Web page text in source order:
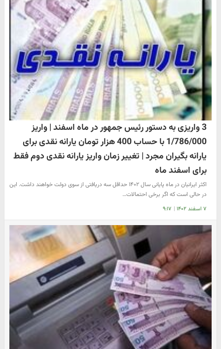
3 واریزی به دستور رئیس جمهور در ماه اسفند | واریز
1/786/000 با حساب 400 هزار تومان یارانه نقدی برای
یارانه بگیران مجرد | تغییر زمان واریز یارانه نقدی دوم فقط
برای اسفند ماه
اکثر ایرانیان در ماه پایانی سال ۱۴۰۲ حداقل سه دریافتی از سوی دولت خواهند داشت. این
در حالی است که اگر برخی احتمالات…
۷ اسفند ۱۴۰۲ | ۹:۱۷